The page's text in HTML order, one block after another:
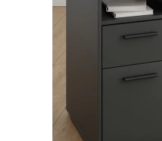
Dětský pokoj
Předsíň, šatna a chodba
Kuchyně
BYTOVÝ TEXTIL
Polštáře
Zobrazit vše